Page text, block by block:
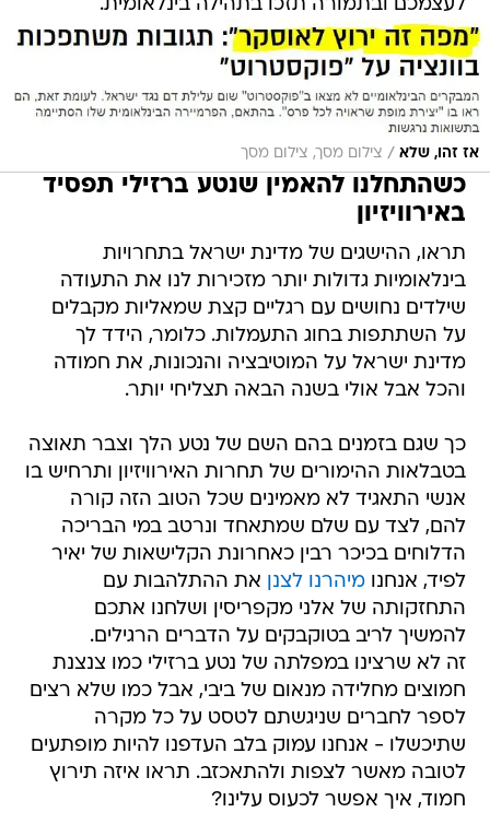
לעצמכם ובתמורה תזכו בתהילה בינלאומית.
אז זהו, שלא / צילום מסך, צילום מסך
כשהתחלנו להאמין שנטע ברזילי תפסיד
באירוויזיון
תראו, ההישגים של מדינת ישראל בתחרויות
בינלאומיות גדולות יותר מזכירות לנו את התעודה
שילדים נחושים עם רגליים קצת שמאליות מקבלים
על השתתפות בחוג התעמלות. כלומר, הידד לך
מדינת ישראל על המוטיבציה והנכונות, את חמודה
והכל אבל אולי בשנה הבאה תצליחי יותר.
כך שגם בזמנים בהם השם של נטע הלך וצבר תאוצה
בטבלאות ההימורים של תחרות האירוויזיון ותרחיש בו
אנשי התאגיד לא מאמינים שכל הטוב הזה קורה
להם, לצד עם שלם שמתאחד ונרטב במי הבריכה
הדלוחים בכיכר רבין כאחרונת הקלישאות של יאיר
לפיד, אנחנומיהרנו לצנן את ההתלהבות עם
התחזקותה של אלני מקפריסין ושלחנו אתכם
להמשיך לריב בטוקבקים על הדברים הרגילים.
זה לא שרצינו במפלתה של נטע ברזילי כמו צנצנת
חמוצים מחלידה מנאום של ביבי, אבל כמו שלא רצים
לספר לחברים שניגשתם לטסט על כל מקרה
שתיכשלו - אנחנו עמוק בלב העדפנו להיות מופתעים
לטובה מאשר לצפות ולהתאכזב. תראו איזה תירוץ
חמוד, איך אפשר לכעוס עלינו?